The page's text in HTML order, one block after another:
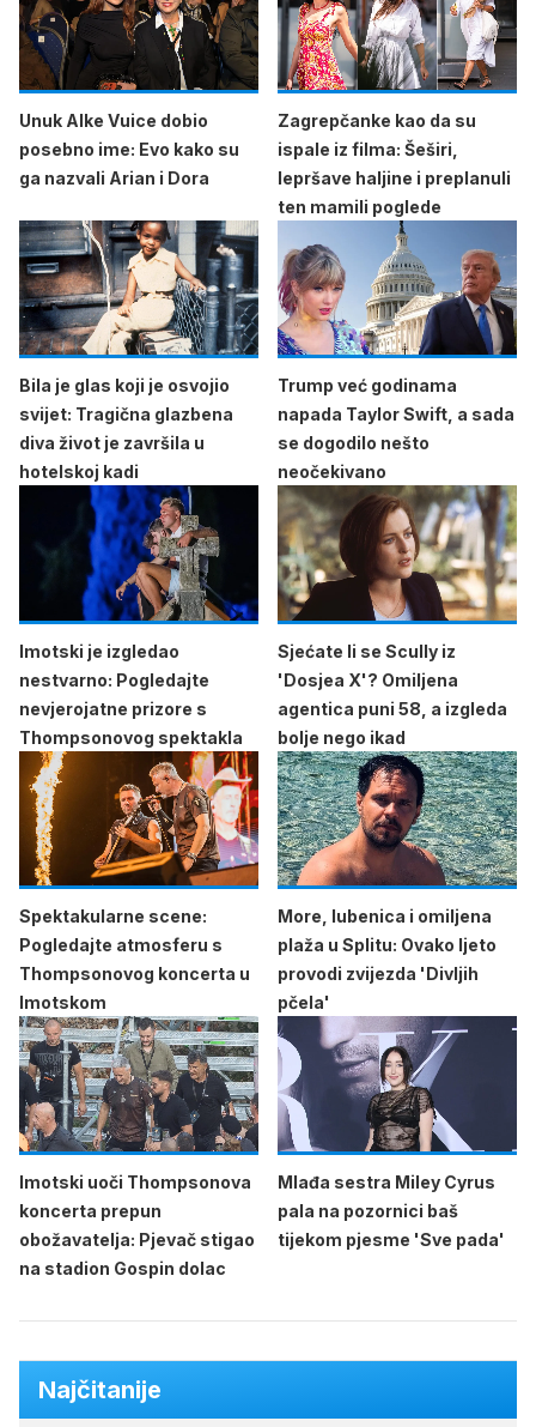
Unuk Alke Vuice dobio
posebno ime: Evo kako su
ga nazvali Arian i Dora
Zagrepčanke kao da su
ispale iz filma: Šeširi,
lepršave haljine i preplanuli
ten mamili poglede
Bila je glas koji je osvojio
svijet: Tragična glazbena
diva život je završila u
hotelskoj kadi
Trump već godinama
napada Taylor Swift, a sada
se dogodilo nešto
neočekivano
Imotski je izgledao
nestvarno: Pogledajte
nevjerojatne prizore s
Thompsonovog spektakla
Sjećate li se Scully iz
'Dosjea X'? Omiljena
agentica puni 58, a izgleda
bolje nego ikad
Spektakularne scene:
Pogledajte atmosferu s
Thompsonovog koncerta u
Imotskom
More, lubenica i omiljena
plaža u Splitu: Ovako ljeto
provodi zvijezda 'Divljih
pčela'
Imotski uoči Thompsonova
koncerta prepun
obožavatelja: Pjevač stigao
na stadion Gospin dolac
Mlađa sestra Miley Cyrus
pala na pozornici baš
tijekom pjesme 'Sve pada'
Najčitanije